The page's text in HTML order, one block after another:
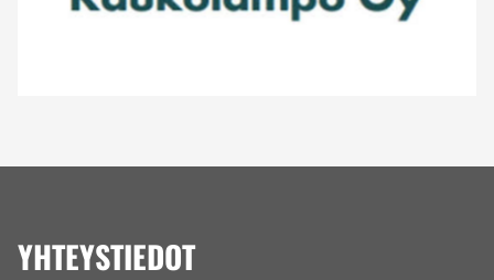
YHTEYSTIEDOT